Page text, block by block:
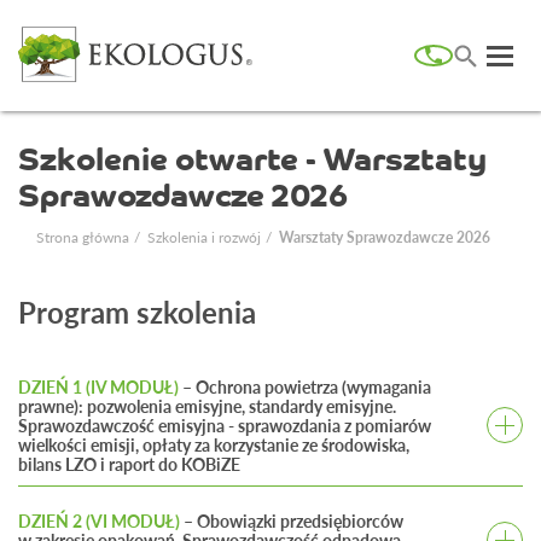
Szkolenie otwarte - Warsztaty
Sprawozdawcze 2026
Strona główna Szkolenia i rozwój Warsztaty Sprawozdawcze 2026
Program szkolenia
DZIEŃ 1 (IV MODUŁ) – Ochrona powietrza (wymagania
prawne): pozwolenia emisyjne, standardy emisyjne.
Sprawozdawczość emisyjna - sprawozdania z pomiarów
wielkości emisji, opłaty za korzystanie ze środowiska,
bilans LZO i raport do KOBiZE
ochrony środowiska:
DZIEŃ 2 (VI MODUŁ) – Obowiązki przedsiębiorców